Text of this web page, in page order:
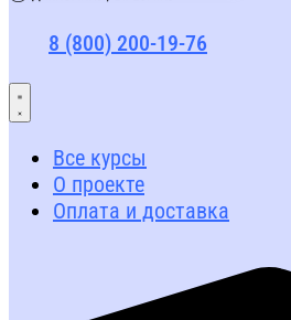
8 (800) 200-19-76
Все курсы
О проекте
Оплата и доставка